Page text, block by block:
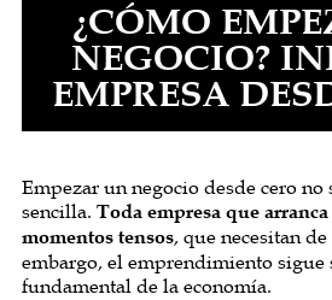
¿CÓMO
NEGOCIO?
EMPRESA
Empezar un negocio desde cero no
sencilla. Toda empresa que
momentos tensos, que necesitan
embargo, el emprendimiento sigue
fundamental de la economía.